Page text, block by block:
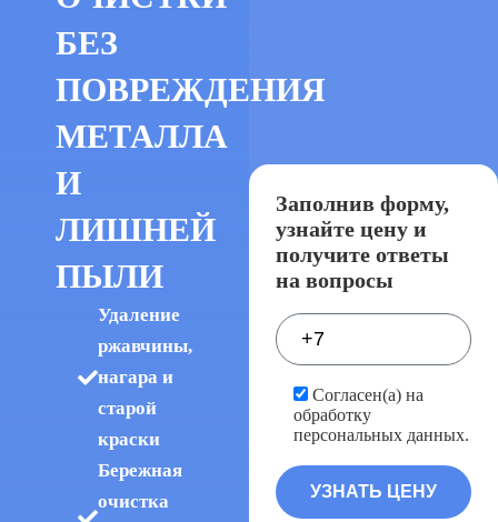
БЕЗ
ПОВРЕЖДЕНИЯ
МЕТАЛЛА
И
ЛИШНЕЙ
ПЫЛИ
Удаление
ржавчины,
нагара и
старой
краски
Бережная
очистка
Заполнив форму,
узнайте цену и
получите ответы
на вопросы
Согласен(а) на
обработку
персональных данных.